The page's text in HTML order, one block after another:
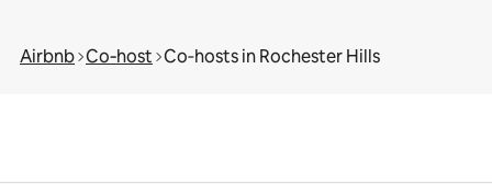
Airbnb Co‑host Co‑hosts in Rochester Hills